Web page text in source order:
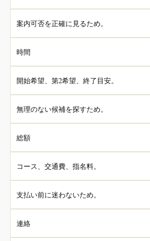
案内可否を正確に見るため。
時間
開始希望、第2希望、終了目安。
無理のない候補を探すため。
総額
コース、交通費、指名料。
支払い前に迷わないため。
連絡